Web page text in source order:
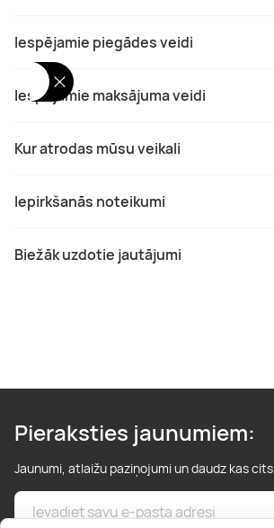
Iespējamie piegādes veidi
Iespējamie maksājuma veidi
Kur atrodas mūsu veikali
Iepirkšanās noteikumi
Biežāk uzdotie jautājumi
Pieraksties jaunumiem:
Jaunumi, atlaižu paziņojumi un daudz kas cits